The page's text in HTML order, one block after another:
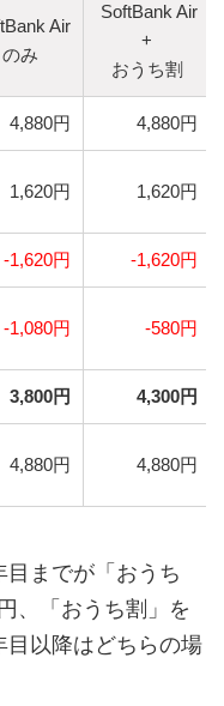
Air
のみ
SoftBank Air
+
おうち割
4,880円 4,880円
1,620円 1,620円
-1,620円 -1,620円
-1,080円 -580円
3,800円 4,300円
4,880円 4,880円
までが「おうち
、「おうち割」を
以降はどちらの場